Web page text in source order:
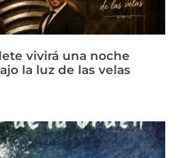
vivirá una noche
la luz de las velas